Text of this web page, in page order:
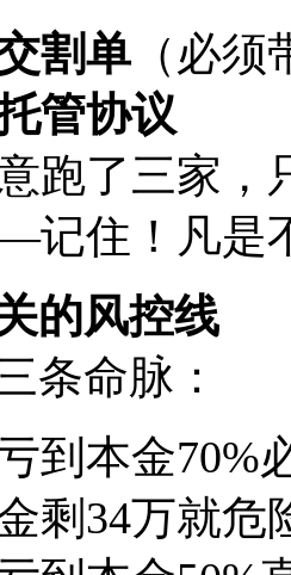
割单（必须
管协议
意跑了三家
住！凡是
的风控线
条命脉：
亏到本金70%
剩34万就危